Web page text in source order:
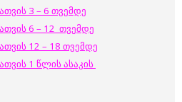
3 – 6 თვემდე
6 – 12 თვემდე
12 – 18 თვემდე
1 წლის ასაკის